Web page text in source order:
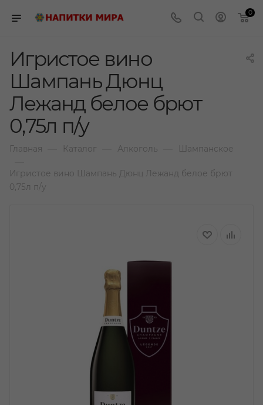
0
Игристое вино
Шампань Дюнц
Лежанд белое брют
0,75л п/у
Главная Каталог Алкоголь Шампанское
Игристое вино Шампань Дюнц Лежанд белое брют
0,75л п/у